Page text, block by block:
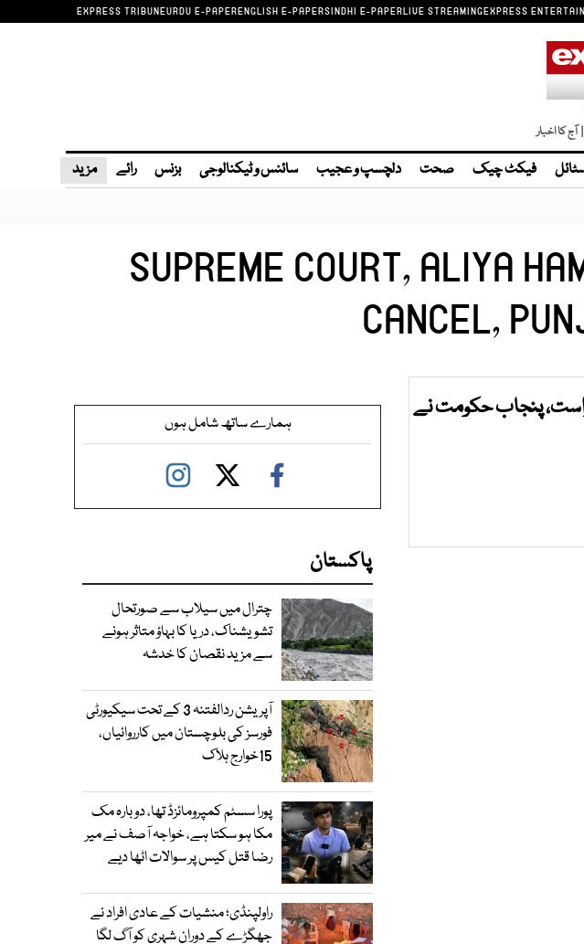
EXPRESS TRIBUNEURDU E-PAPERENGLISH E-PAPERSINDHI E-PAPERLIVE STREAMINGEXPRESS
| آج کا اخبار
فیکٹ چیک صحت دلچسپ و عجیب سائنس و ٹیکنالوجی بزنس رائے مزید
SUPREME COURT, ALIYA
CANCEL,
پنجاب حکومت نے
ہمارے ساتھ شامل ہوں
پاکستان
چترال میں سیلاب سے صورتحال
تشویشناک، دریا کا بہاؤ متاثر ہونے
سے مزید نقصان کا خدشہ
آپریشن ردالفتنہ 3 کے تحت سیکیورٹی
فورسز کی بلوچستان میں کارروائیاں،
15خوارج ہلاک
پورا سسٹم کمپرومائزڈ تھا، دوبارہ مک
مکا ہو سکتا ہے، خواجہ آصف نے میر
رضا قتل کیس پر سوالات اٹھا دیے
راولپنڈی؛ منشیات کے عادی افراد نے
جھگڑے کے دوران شہری کو آگ لگا